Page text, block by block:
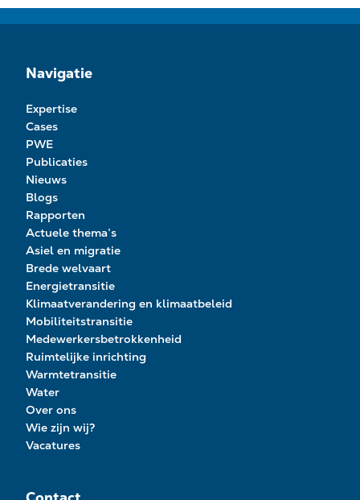
Navigatie
Expertise
Cases
PWE
Publicaties
Nieuws
Blogs
Rapporten
Actuele thema’s
Asiel en migratie
Brede welvaart
Energietransitie
Klimaatverandering en klimaatbeleid
Mobiliteitstransitie
Medewerkersbetrokkenheid
Ruimtelijke inrichting
Warmtetransitie
Water
Over ons
Wie zijn wij?
Vacatures